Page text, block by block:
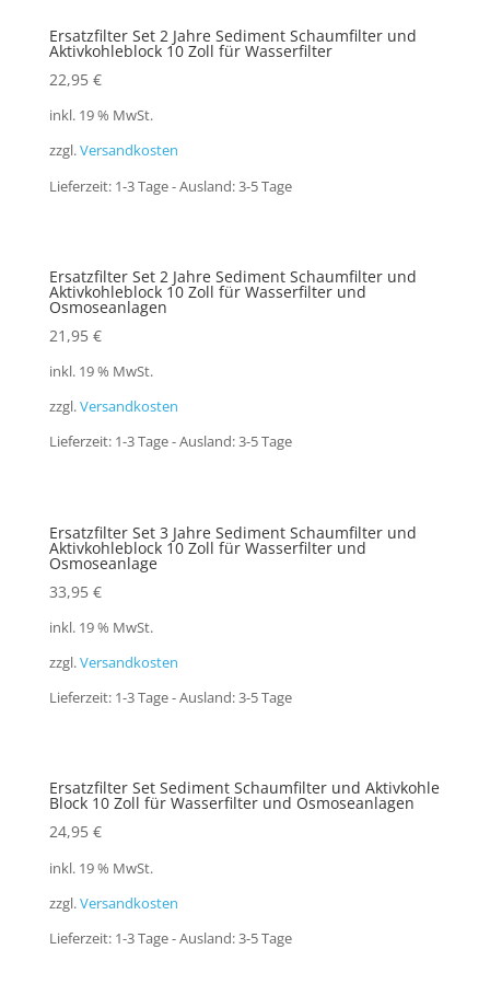
Ersatzfilter Set 2 Jahre Sediment Schaumfilter und
Aktivkohleblock 10 Zoll für Wasserfilter
22,95 €
inkl. 19 % MwSt.
zzgl.Versandkosten
Lieferzeit: 1-3 Tage - Ausland: 3-5 Tage
Ersatzfilter Set 2 Jahre Sediment Schaumfilter und
Aktivkohleblock 10 Zoll für Wasserfilter und
Osmoseanlagen
21,95 €
inkl. 19 % MwSt.
zzgl.Versandkosten
Lieferzeit: 1-3 Tage - Ausland: 3-5 Tage
Ersatzfilter Set 3 Jahre Sediment Schaumfilter und
Aktivkohleblock 10 Zoll für Wasserfilter und
Osmoseanlage
33,95 €
inkl. 19 % MwSt.
zzgl.Versandkosten
Lieferzeit: 1-3 Tage - Ausland: 3-5 Tage
Ersatzfilter Set Sediment Schaumfilter und Aktivkohle
Block 10 Zoll für Wasserfilter und Osmoseanlagen
24,95 €
inkl. 19 % MwSt.
zzgl.Versandkosten
Lieferzeit: 1-3 Tage - Ausland: 3-5 Tage